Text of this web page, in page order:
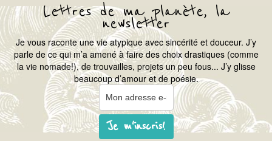
Lettres de ma planète, la
newsletter
Je vous raconte une vie atypique avec sincérité et douceur. J’y
parle de ce qui m’a amené à faire des choix drastiques (comme
la vie nomade!), de trouvailles, projets un peu fous... J’y glisse
beaucoup d’amour et de poésie.
Je m'inscris!